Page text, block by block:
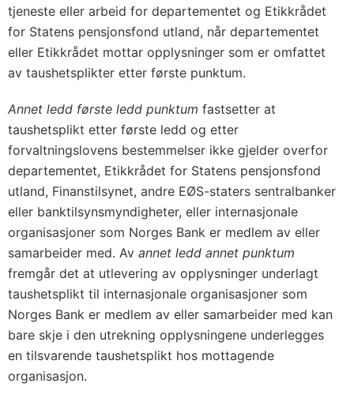
tjeneste eller arbeid for departementet og Etikkrådet
for Statens pensjonsfond utland, når departementet
eller Etikkrådet mottar opplysninger som er omfattet
av taushetsplikter etter første punktum.
Annet ledd første ledd punktum fastsetter at
taushetsplikt etter første ledd og etter
forvaltningslovens bestemmelser ikke gjelder overfor
departementet, Etikkrådet for Statens pensjonsfond
utland, Finanstilsynet, andre EØS-staters sentralbanker
eller banktilsynsmyndigheter, eller internasjonale
organisasjoner som Norges Bank er medlem av eller
samarbeider med. Av annet ledd annet punktum
fremgår det at utlevering av opplysninger underlagt
taushetsplikt til internasjonale organisasjoner som
Norges Bank er medlem av eller samarbeider med kan
bare skje i den utrekning opplysningene underlegges
en tilsvarende taushetsplikt hos mottagende
organisasjon.